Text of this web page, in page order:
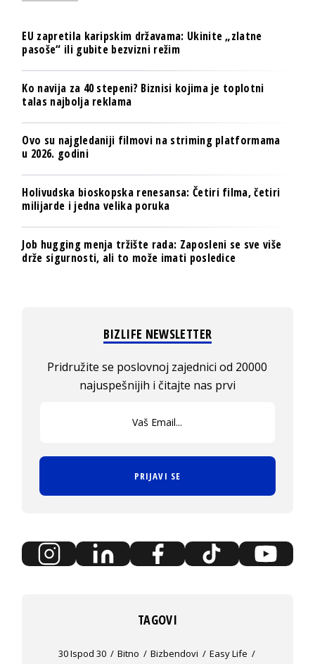
EU zapretila karipskim državama: Ukinite „zlatne
pasoše“ ili gubite bezvizni režim
Ko navija za 40 stepeni? Biznisi kojima je toplotni
talas najbolja reklama
Ovo su najgledaniji filmovi na striming platformama
u 2026. godini
Holivudska bioskopska renesansa: Četiri filma, četiri
milijarde i jedna velika poruka
Job hugging menja tržište rada: Zaposleni se sve više
drže sigurnosti, ali to može imati posledice
BIZLIFE NEWSLETTER
Pridružite se poslovnoj zajednici od 20000
najuspešnijih i čitajte nas prvi
PRIJAVI SE
TAGOVI
30 Ispod 30 Bitno Bizbendovi
Easy Life